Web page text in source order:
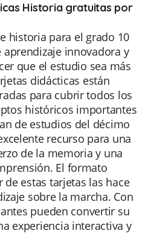
Historia gratuitas por
historia para el grado 10
innovadora y
que el estudio sea más
didácticas están
para cubrir todos los
históricos importantes
de estudios del décimo
recurso para una
de la memoria y una
El formato
estas tarjetas las hace
sobre la marcha. Con
pueden convertir su
experiencia interactiva y